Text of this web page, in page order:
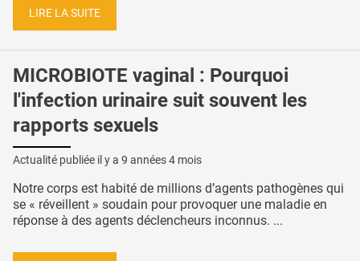
LIRE LA SUITE
MICROBIOTE vaginal : Pourquoi
l'infection urinaire suit souvent les
rapports sexuels
Actualité publiée il y a 9 années 4 mois
Notre corps est habité de millions d’agents pathogènes qui
se « réveillent » soudain pour provoquer une maladie en
réponse à des agents déclencheurs inconnus. ...